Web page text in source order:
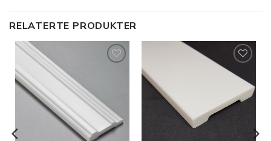
RELATERTE PRODUKTER
ønskeliste
Legg til
ønskeliste